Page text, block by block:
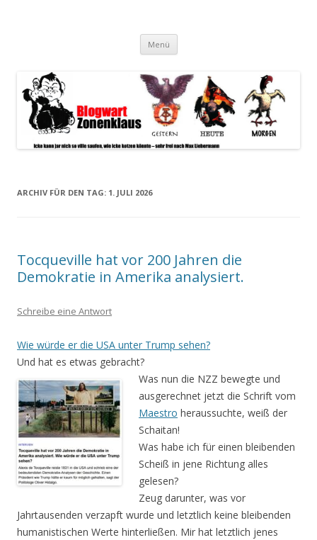
spiegeln im wesentlichen den Gesundheitszustand dieser unserer
Menü Zum
springen
ARCHIV FÜR DEN TAG: 1. JULI 2026
Tocqueville hat vor 200 Jahren die
Demokratie in Amerika analysiert.
Schreibe eine Antwort
Wie würde er die USA unter Trump sehen?
Und hat es etwas gebracht?
Was nun die NZZ bewegte und
ausgerechnet jetzt die Schrift vom
Maestro heraussuchte, weiß der
Schaitan!
Was habe ich für einen bleibenden
Scheiß in jene Richtung alles
gelesen?
Zeug darunter, was vor
Jahrtausenden verzapft wurde und letztlich keine bleibenden
humanisti­schen Werte hinterließen. Mir hat letztlich jenes